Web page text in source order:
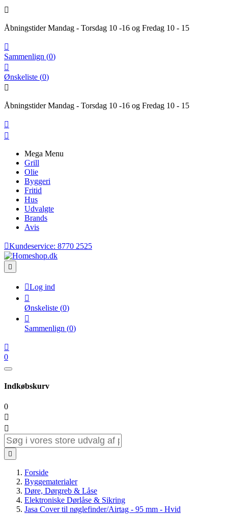

Åbningstider Mandag - Torsdag 10 -16 og Fredag 10 - 15

Sammenlign (0)

Ønskeliste (0)

Åbningstider Mandag - Torsdag 10 -16 og Fredag 10 - 15


Mega Menu
Grill
Olie
Byggeri
Fritid
Hus
Udvalgte
Brands
Avis
Kundeservice: 8770 2525

Log ind

Ønskeliste (0)

Sammenlign (0)

0
Indkøbskurv
0



Forside
Byggematerialer
Døre, Dørgreb & Låse
Elektroniske Dørlåse & Sikring
Jasa Cover til nøglefinder/Airtag - 95 mm - Hvid